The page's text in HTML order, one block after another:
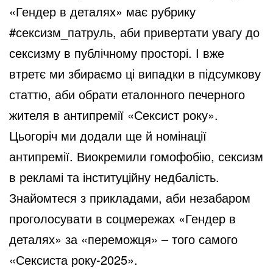
«Гендер в деталях» має рубрику
#сексизм_патруль, аби привертати увагу до
сексизму в публічному просторі. І вже
втретє ми збираємо ці випадки в підсумкову
статтю, аби обрати еталонного печерного
жителя в антипремії «Сексист року».
Цьогоріч ми додали ще й номінації
антипремії. Виокремили гомофобію, сексизм
в рекламі та інституційну недбалість.
Знайомтеся з прикладами, аби незабаром
проголосувати в соцмережах «Гендер в
деталях» за «переможця» – того самого
«Сексиста року-2025».